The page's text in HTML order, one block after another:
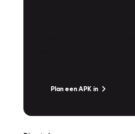
Plan een APK in